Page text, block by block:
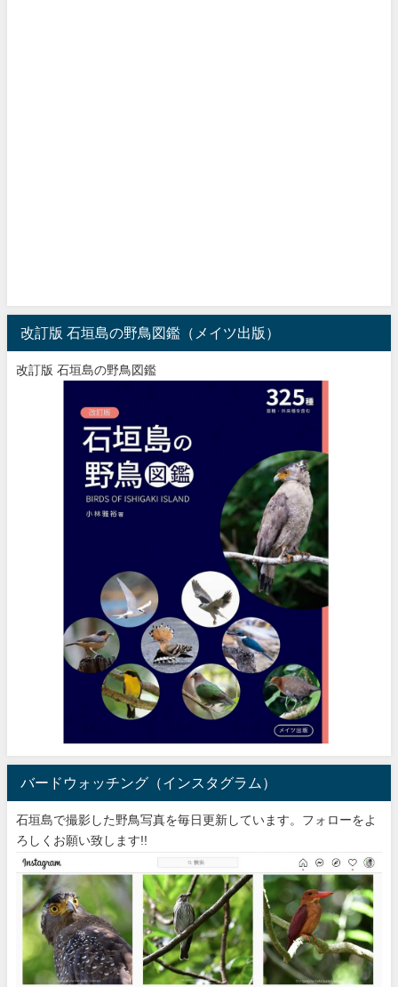
改訂版 石垣島の野鳥図鑑（メイツ出版）
改訂版 石垣島の野鳥図鑑
バードウォッチング（インスタグラム）
石垣島で撮影した野鳥写真を毎日更新しています。フォローをよ
ろしくお願い致します!!